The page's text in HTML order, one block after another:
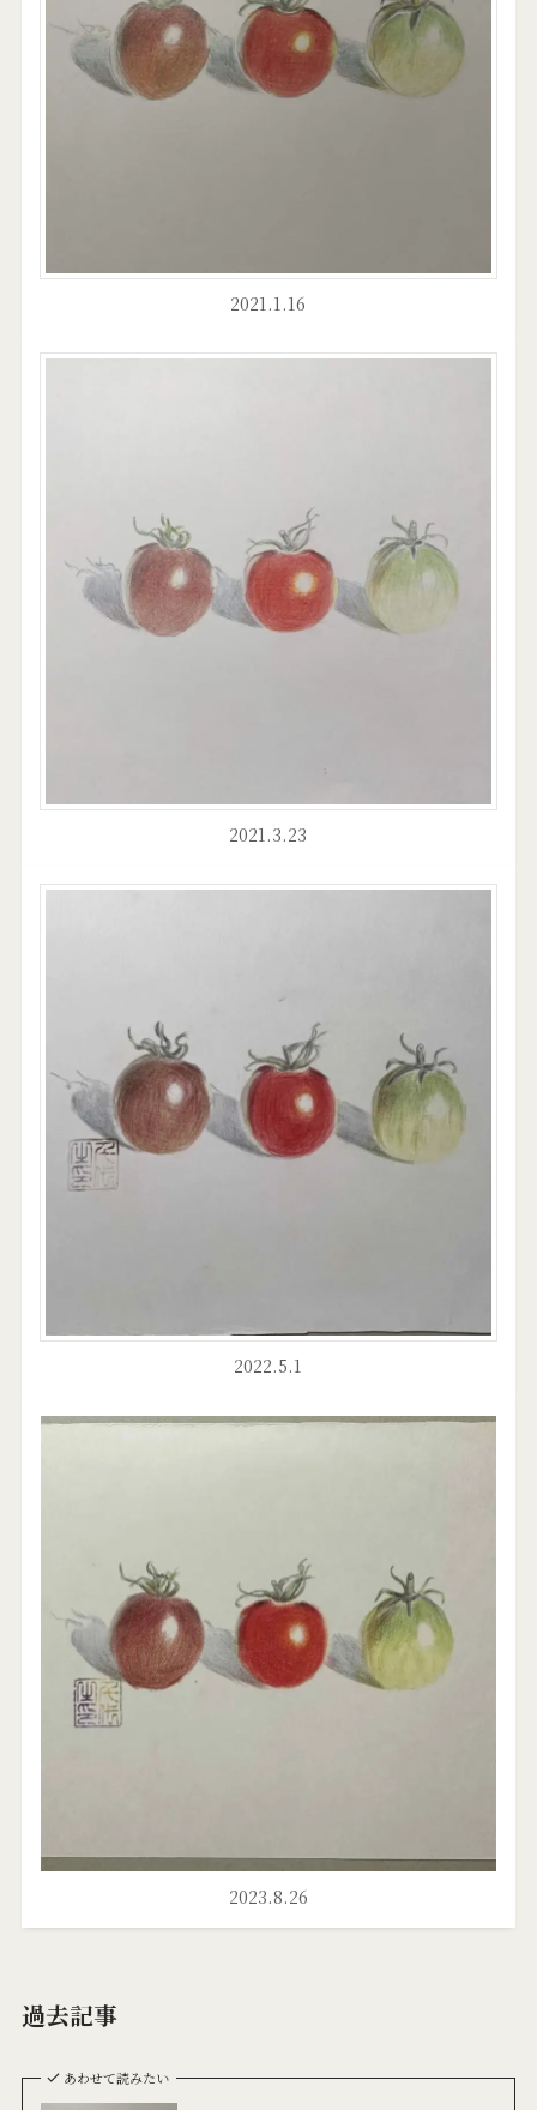
2021.1.16
2021.3.23
2022.5.1
2023.8.26
過去記事
あわせて読みたい